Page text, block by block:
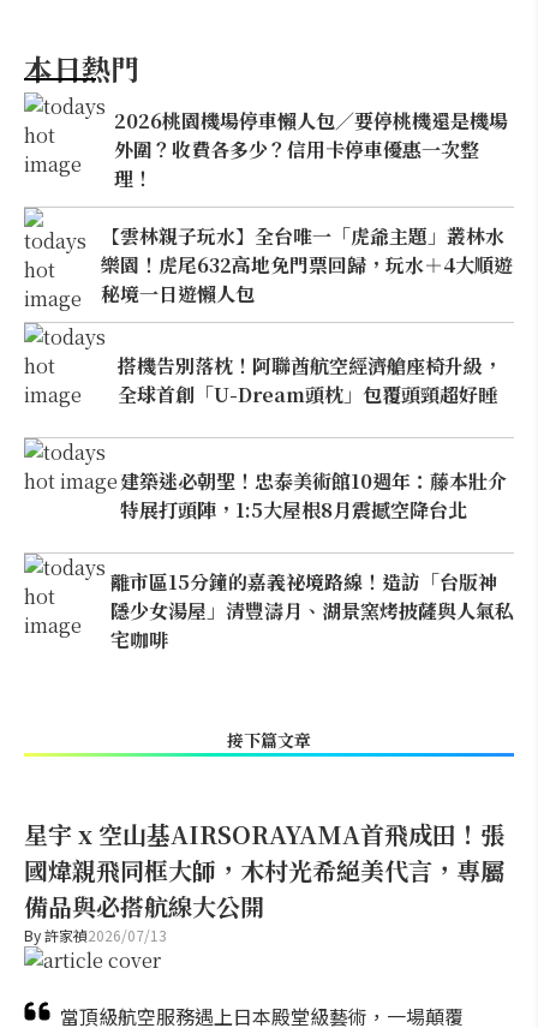
本日熱門
2026桃園機場停車懶人包／要停桃機還是機場
外圍？收費各多少？信用卡停車優惠一次整
理！
【雲林親子玩水】全台唯一「虎爺主題」叢林水
樂園！虎尾632高地免門票回歸，玩水＋4大順遊
秘境一日遊懶人包
搭機告別落枕！阿聯酋航空經濟艙座椅升級，
全球首創「U-Dream頭枕」包覆頭頸超好睡
建築迷必朝聖！忠泰美術館10週年：藤本壯介
特展打頭陣，1:5大屋根8月震撼空降台北
離市區15分鐘的嘉義祕境路線！造訪「台版神
隱少女湯屋」清豐濤月、湖景窯烤披薩與人氣私
宅咖啡
接下篇文章
星宇 x 空山基AIRSORAYAMA首飛成田！張
國煒親飛同框大師，木村光希絕美代言，專屬
備品與必搭航線大公開
By許家禎2026/07/13
當頂級航空服務遇上日本殿堂級藝術，一場顛覆